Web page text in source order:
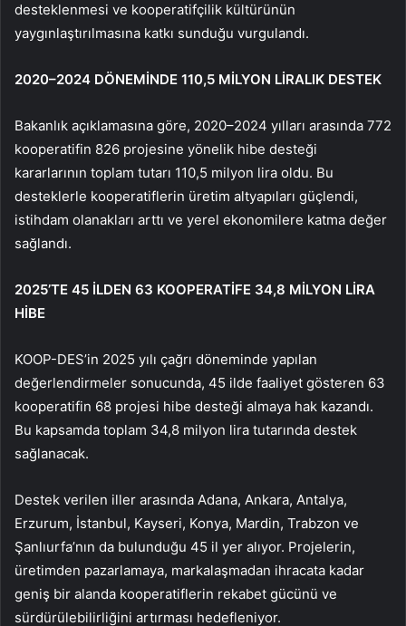
desteklenmesi ve kooperatifçilik kültürünün
yaygınlaştırılmasına katkı sunduğu vurgulandı.
2020–2024 DÖNEMİNDE 110,5 MİLYON LİRALIK DESTEK
Bakanlık açıklamasına göre, 2020–2024 yılları arasında 772
kooperatifin 826 projesine yönelik hibe desteği
kararlarının toplam tutarı 110,5 milyon lira oldu. Bu
desteklerle kooperatiflerin üretim altyapıları güçlendi,
istihdam olanakları arttı ve yerel ekonomilere katma değer
sağlandı.
2025’TE 45 İLDEN 63 KOOPERATİFE 34,8 MİLYON LİRA
HİBE
KOOP-DES’in 2025 yılı çağrı döneminde yapılan
değerlendirmeler sonucunda, 45 ilde faaliyet gösteren 63
kooperatifin 68 projesi hibe desteği almaya hak kazandı.
Bu kapsamda toplam 34,8 milyon lira tutarında destek
sağlanacak.
Destek verilen iller arasında Adana, Ankara, Antalya,
Erzurum, İstanbul, Kayseri, Konya, Mardin, Trabzon ve
Şanlıurfa’nın da bulunduğu 45 il yer alıyor. Projelerin,
üretimden pazarlamaya, markalaşmadan ihracata kadar
geniş bir alanda kooperatiflerin rekabet gücünü ve
sürdürülebilirliğini artırması hedefleniyor.